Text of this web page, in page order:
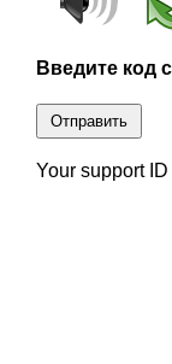
Введите код
Отправить
Your support